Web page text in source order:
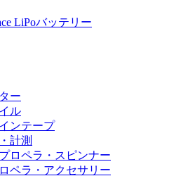
LiPoバッテリー
ー
ル
ンテープ
計測
ロペラ・スピンナー
ペラ・アクセサリー